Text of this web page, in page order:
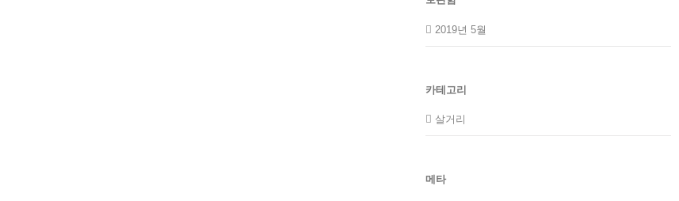
2019년 5월
카테고리
살거리
메타